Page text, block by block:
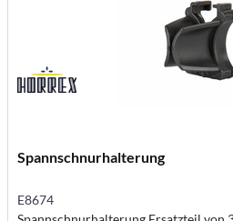
Spannschnurhalterung
E8674